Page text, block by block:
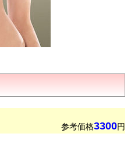
参考価格3300円